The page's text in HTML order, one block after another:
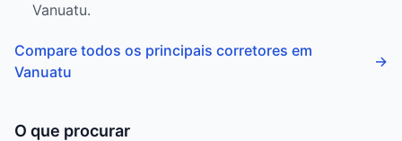
Vanuatu.
Compare todos os principais corretores em
Vanuatu
→
O que procurar